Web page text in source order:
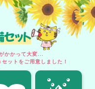
ット
かかって大変...
ットをご用意しました！